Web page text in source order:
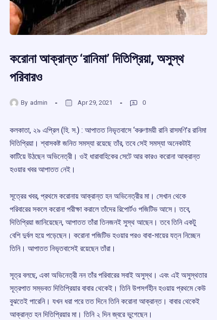
করোনা আক্রান্ত ‘রানিমা’ দিতিপ্রিয়া, অসুস্থ
পরিবারও
By admin Apr 29, 2021 0
কলকাতা, ২৯ এপ্রিল (হি. স.) : আপাতত নিভৃতবাসে ‘করুণাময়ী রানি রাসমণি’র রানিমা
দিতিপ্রিয়া। শ্বাসকষ্ট জনিত সমস্যা রয়েছে তাঁর, তবে সেই সমস্যা অনেকটাই
কাটিয়ে উঠছেন অভিনেত্রী। ওই ধারাবাহিকের সেটে আর কারও করোনা আক্রান্ত
হওয়ার খবর আপাতত নেই।
সূত্রের খবর, প্রথমে করোনায় আক্রান্ত হন অভিনেত্রীর মা। সেখান থেকে
পরিবারের সকলে করোনা পরীক্ষা করালে তাঁদের রিপোর্টও পজিটিভ আসে। তবে,
দিতিপ্রিয়া জানিয়েছেন, আপাতত তাঁরা তিনজনই সুস্থ আছেন। তবে তিনি একটু
বেশি দুর্বল হয়ে পড়েছেন। করোনা পজিটিভ হওয়ার পরও বাবা-মায়ের যত্ন নিচ্ছেন
তিনি। আপাতত নিভৃতবাসেই রয়েছেন তাঁরা।
সূত্র বলছে, একা অভিনেত্রী নন তাঁর পরিবারের সবাই অসুস্থ। এবং এই অসুস্থতার
সূত্রপাত সম্ভবত দিতিপ্রিয়ার বাবার থেকেই। তিনি উপসর্গহীন হওয়ায় প্রথমে কেউ
বুঝতেই পারেনি। যখন ধরা পরে তত দিনে তিনি করোনা আক্রান্ত। বাবার থেকেই
আক্রান্ত হন দিতিপ্রিয়ার মা। তিনি ২ দিন জ্বরে ভুগেছেন।